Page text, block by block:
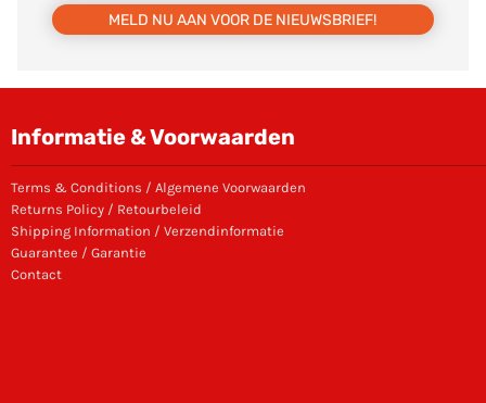
MELD NU AAN VOOR DE NIEUWSBRIEF!
Informatie & Voorwaarden
Terms & Conditions / Algemene Voorwaarden
Returns Policy / Retourbeleid
Shipping Information / Verzendinformatie
Guarantee / Garantie
Contact